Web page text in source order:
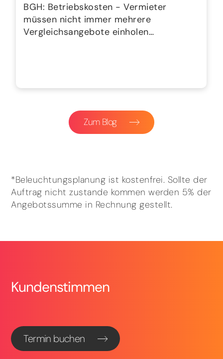
BGH: Betriebskosten - Vermieter
müssen nicht immer mehrere
Vergleichsangebote einholen…
Zum Blog
*Beleuchtungsplanung ist kostenfrei. Sollte der
Auftrag nicht zustande kommen werden 5% der
Angebotssumme in Rechnung gestellt.
Kundenstimmen
Termin buchen